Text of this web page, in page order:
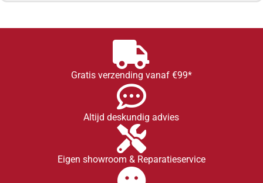
Gratis verzending vanaf €99*
Altijd deskundig advies
Eigen showroom & Reparatieservice